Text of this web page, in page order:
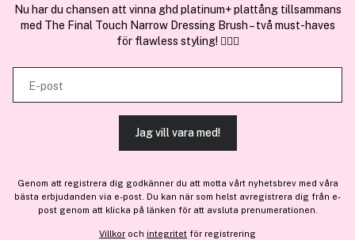
och annan information från din enhet till de sociala medier och annons-
och analysföretag som vi samarbetar med. Dessa kan i sin tur
kombinera informationen med annan information som du har
tillhandahållit eller som de har samlat in när du har använt deras
tjänster.
TILLÅT ALLA COOKIES
VISA DETALJER
En del avBrandsdal Group AS
Nu har du chansen att vinna ghd platinum+ plattång tillsammans
med The Final Touch Narrow Dressing Brush – två must-haves
för flawless styling! 💇‍♀️✨
E-post
Jag vill vara med!
Genom att registrera dig godkänner du att motta vårt nyhetsbrev med våra
bästa erbjudanden via e-post. Du kan när som helst avregistrera dig från e-
post genom att klicka på länken för att avsluta prenumerationen.
Villkor och integritet för registrering